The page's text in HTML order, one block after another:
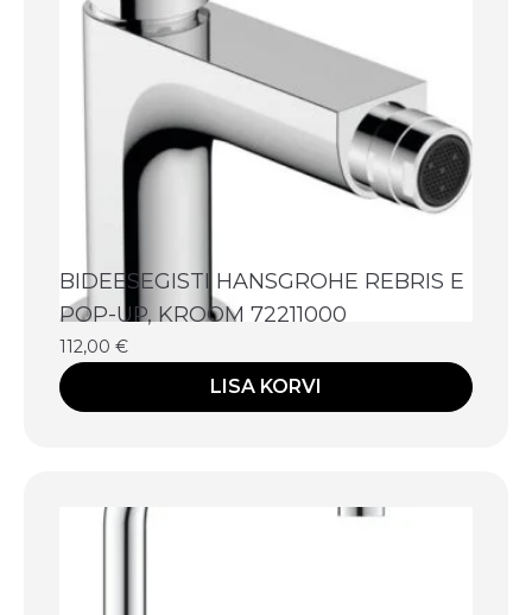
BIDEESEGISTI HANSGROHE REBRIS E
POP-UP, KROOM 72211000
112,00 €
LISA KORVI